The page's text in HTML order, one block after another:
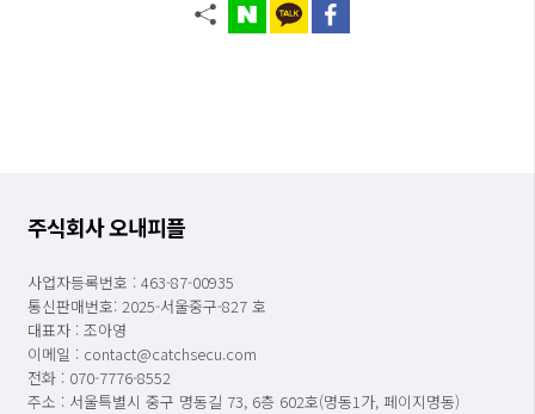
주식회사 오내피플
사업자등록번호 : 463-87-00935
통신판매번호: 2025-서울중구-827 호
대표자 : 조아영
이메일 : contact@catchsecu.com
전화 : 070-7776-8552
주소 : 서울특별시 중구 명동길 73, 6층 602호(명동1가, 페이지명동)